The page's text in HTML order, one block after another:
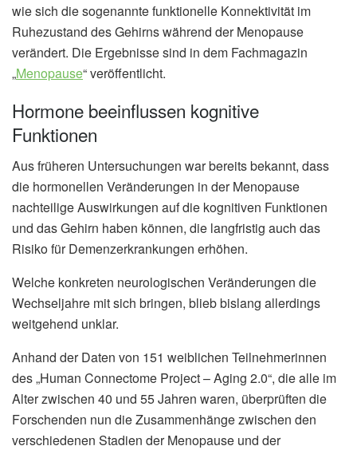
wie sich die sogenannte funktionelle Konnektivität im
Ruhezustand des Gehirns während der Menopause
verändert. Die Ergebnisse sind in dem Fachmagazin
„Menopause“ veröffentlicht.
Hormone beeinflussen kognitive
Funktionen
Aus früheren Untersuchungen war bereits bekannt, dass
die hormonellen Veränderungen in der Menopause
nachteilige Auswirkungen auf die kognitiven Funktionen
und das Gehirn haben können, die langfristig auch das
Risiko für Demenzerkrankungen erhöhen.
Welche konkreten neurologischen Veränderungen die
Wechseljahre mit sich bringen, blieb bislang allerdings
weitgehend unklar.
Anhand der Daten von 151 weiblichen Teilnehmerinnen
des „Human Connectome Project – Aging 2.0“, die alle im
Alter zwischen 40 und 55 Jahren waren, überprüften die
Forschenden nun die Zusammenhänge zwischen den
verschiedenen Stadien der Menopause und der